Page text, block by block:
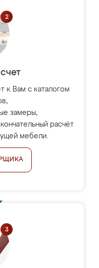
к Вам с каталогом
замеры,
расчёт
мебели.